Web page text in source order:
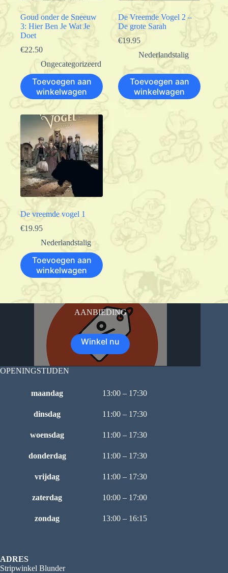
Goud onder de Sneeuw
3: Hier Ben Je Wat Je
Doet
€22.50
Ongecategorizeerd
Toevoegen aan
winkelwagen
De Vreemde Vogel 2 –
De grote Sarah
€19.95
Nederlandstalig
Toevoegen aan
winkelwagen
De vreemde vogel 1
€19.95
Nederlandstalig
Toevoegen aan
winkelwagen
AANBIEDING
Winkel nu
OPENINGSTIJDEN
maandag 13:00 – 17:30
dinsdag 11:00 – 17:30
woensdag 11:00 – 17:30
donderdag 11:00 – 17:30
vrijdag 11:00 – 17:30
zaterdag 10:00 – 17:00
zondag 13:00 – 16:15
ADRES
Stripwinkel Blunder